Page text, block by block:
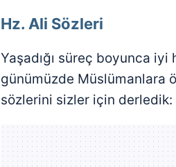
Hz. Ali Sözleri
Yaşadığı süreç boyunca
günümüzde Müslümanlara
sözlerini sizler için derledik: